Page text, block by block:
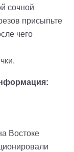
сочной
присыпьте
чего
Востоке